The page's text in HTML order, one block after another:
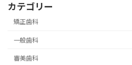
カテゴリー
矯正歯科
一般歯科
審美歯科